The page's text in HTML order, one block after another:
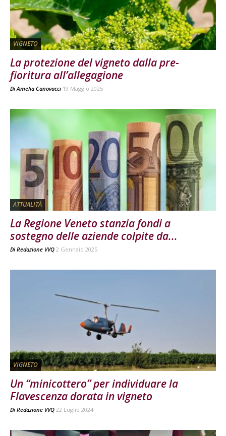
VIGNETO
La protezione del vigneto dalla pre-
fioritura all’allegagione
DiAmelia Canovacci 19 Maggio 2025
ATTUALITÀ
La Regione Veneto stanzia fondi a
sostegno delle aziende colpite da...
Di Redazione VVQ 2 Gennaio 2025
VIGNETO
Un “minicottero” per individuare la
Flavescenza dorata in vigneto
Di Redazione VVQ 22 Luglio 2024